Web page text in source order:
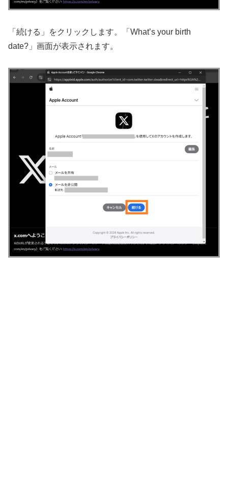
「続ける」をクリックします。「What’s your birth
date?」画面が表示されます。